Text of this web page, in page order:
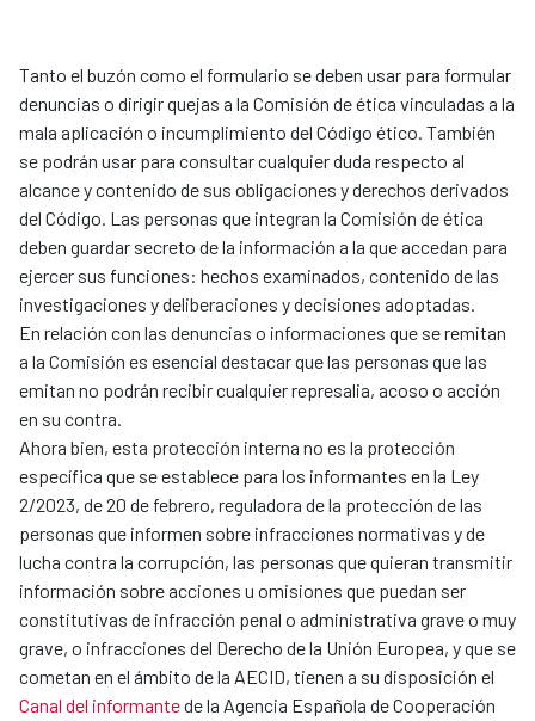
Tanto el buzón como el formulario se deben usar para formular
denuncias o dirigir quejas a la Comisión de ética vinculadas a la
mala aplicación o incumplimiento del Código ético. También
se podrán usar para consultar cualquier duda respecto al
alcance y contenido de sus obligaciones y derechos derivados
del Código. Las personas que integran la Comisión de ética
deben guardar secreto de la información a la que accedan para
ejercer sus funciones: hechos examinados, contenido de las
investigaciones y deliberaciones y decisiones adoptadas.
En relación con las denuncias o informaciones que se remitan
a la Comisión es esencial destacar que las personas que las
emitan no podrán recibir cualquier represalia, acoso o acción
en su contra.
Ahora bien, esta protección interna no es la protección
específica que se establece para los informantes en la Ley
2/2023, de 20 de febrero, reguladora de la protección de las
personas que informen sobre infracciones normativas y de
lucha contra la corrupción, las personas que quieran transmitir
información sobre acciones u omisiones que puedan ser
constitutivas de infracción penal o administrativa grave o muy
grave, o infracciones del Derecho de la Unión Europea, y que se
cometan en el ámbito de la AECID, tienen a su disposición el
Canal del informantede la Agencia Española de Cooperación